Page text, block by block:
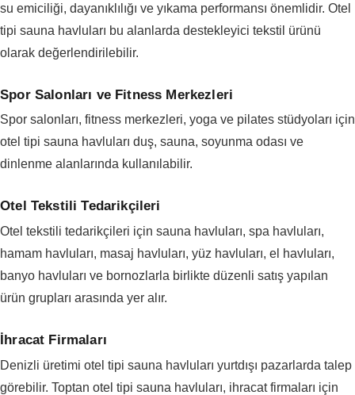
su emiciliği, dayanıklılığı ve yıkama performansı önemlidir. Otel
tipi sauna havluları bu alanlarda destekleyici tekstil ürünü
olarak değerlendirilebilir.
Spor Salonları ve Fitness Merkezleri
Spor salonları, fitness merkezleri, yoga ve pilates stüdyoları için
otel tipi sauna havluları duş, sauna, soyunma odası ve
dinlenme alanlarında kullanılabilir.
Otel Tekstili Tedarikçileri
Otel tekstili tedarikçileri için sauna havluları, spa havluları,
hamam havluları, masaj havluları, yüz havluları, el havluları,
banyo havluları ve bornozlarla birlikte düzenli satış yapılan
ürün grupları arasında yer alır.
İhracat Firmaları
Denizli üretimi otel tipi sauna havluları yurtdışı pazarlarda talep
görebilir. Toptan otel tipi sauna havluları, ihracat firmaları için